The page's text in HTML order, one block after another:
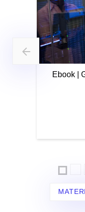
Ebook |